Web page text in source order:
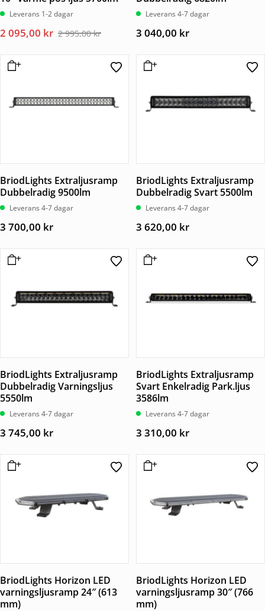
Leverans 1-2 dagar
2 995,00kr
Det
priset
var:
995,00 kr.
2 095,00 kr
Det
priset
är:
095,00 kr.
Leverans 4-7 dagar
3 040,00 kr
BriodLights Extraljusramp
Dubbelradig 9500lm
Leverans 4-7 dagar
3 700,00 kr
BriodLights Extraljusramp
Dubbelradig Svart 5500lm
Leverans 4-7 dagar
3 620,00 kr
BriodLights Extraljusramp
Dubbelradig Varningsljus
5550lm
Leverans 4-7 dagar
3 745,00 kr
BriodLights Extraljusramp
Svart Enkelradig Park.ljus
3586lm
Leverans 4-7 dagar
3 310,00 kr
BriodLights Horizon LED
varningsljusramp 24″ (613
mm)
BriodLights Horizon LED
varningsljusramp 30″ (766
mm)